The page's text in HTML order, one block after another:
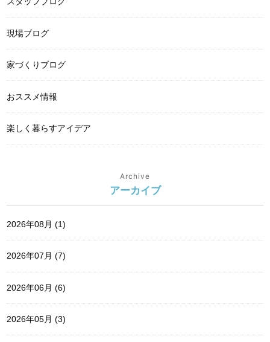
現場ブログ
家づくりブログ
おススメ情報
楽しく暮らすアイデア
Archive
アーカイブ
2026年08月 (1)
2026年07月 (7)
2026年06月 (6)
2026年05月 (3)